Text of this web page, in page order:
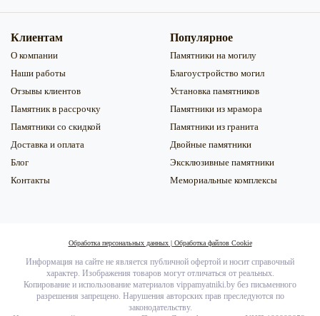
Клиентам
О компании
Наши работы
Отзывы клиентов
Памятник в рассрочку
Памятники со скидкой
Доставка и оплата
Блог
Контакты
Популярное
Памятники на могилу
Благоустройство могил
Установка памятников
Памятники из мрамора
Памятники из гранита
Двойные памятники
Эксклюзивные памятники
Мемориальные комплексы
Обработка персональных данных| Обработка файлов Сookie
Информация на сайте не является публичной офертой и носит справочный
характер. Изображения товаров могут отличаться от реальных.
Копирование и использование материалов vippamyatniki.by без письменного
разрешения запрещено. Нарушения авторских прав преследуются по
законодательству.